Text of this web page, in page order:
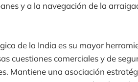
y a la navegación de la
de la India es su mayor
cuestiones comerciales y de
Mantiene una asociación